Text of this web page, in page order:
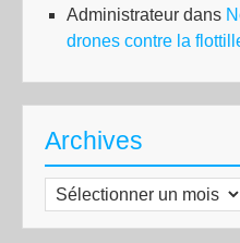
Administrateur dans
drones contre la
Archives
Archives